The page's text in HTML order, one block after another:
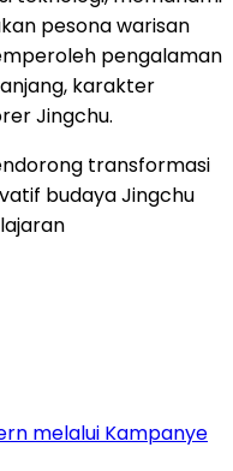
pesona warisan
pengalaman
karakter
Jingchu.
transformasi
budaya Jingchu
melalui Kampanye